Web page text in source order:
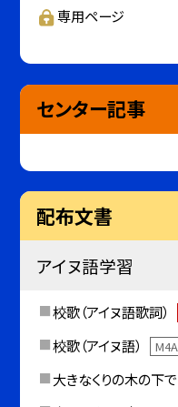
専用ページ
センター記事
配布文書
アイヌ語学習
校歌（アイヌ語歌詞）
校歌（アイヌ語）
M4A
大きなくりの木の下で